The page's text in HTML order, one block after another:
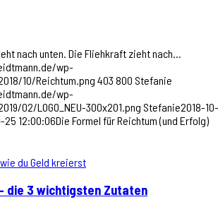
nach unten. Die Fliehkraft zieht nach…
wp-
10/Reichtum.png 403 800 Stefanie
wp-
02/LOGO_NEU-300x201.png Stefanie2018-10-
25 12:00:06Die Formel für Reichtum (und Erfolg)
die 3 wichtigsten Zutaten